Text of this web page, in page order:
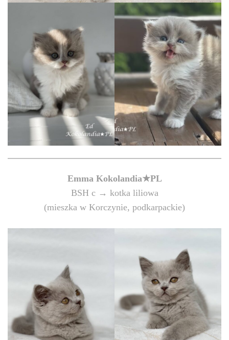
Emma Kokolandia★PL
BSH c → kotka liliowa
(mieszka w Korczynie, podkarpackie)